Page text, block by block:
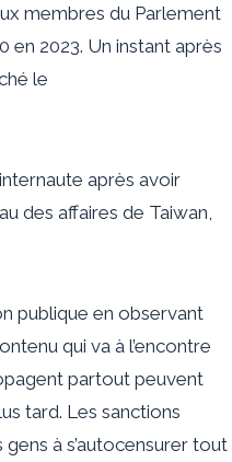
membres du Parlement
en 2023. Un instant après
le
après avoir
des affaires de Taiwan,
publique en observant
qui va à l’encontre
partout peuvent
tard. Les sanctions
à s’autocensurer tout